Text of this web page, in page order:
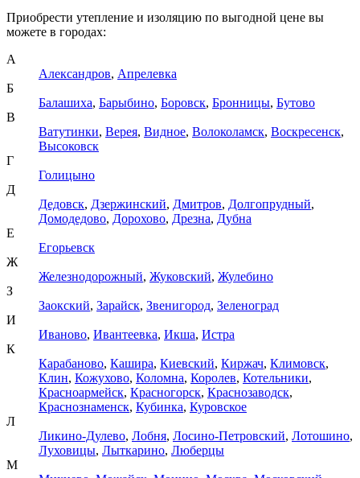
Приобрести утепление и изоляцию по выгодной цене вы
можете в городах:
А
Александров, Апрелевка
Б
Балашиха, Барыбино, Боровск, Бронницы, Бутово
В
Ватутинки, Верея, Видное, Волоколамск, Воскресенск,
Высоковск
Г
Голицыно
Д
Дедовск, Дзержинский, Дмитров, Долгопрудный,
Домодедово, Дорохово, Дрезна, Дубна
Е
Егорьевск
Ж
Железнодорожный, Жуковский, Жулебино
З
Заокский, Зарайск, Звенигород, Зеленоград
И
Иваново, Ивантеевка, Икша, Истра
К
Карабаново, Кашира, Киевский, Киржач, Климовск,
Клин, Кожухово, Коломна, Королев, Котельники,
Красноармейск, Красногорск, Краснозаводск,
Краснознаменск, Кубинка, Куровское
Л
Ликино-Дулево, Лобня, Лосино-Петровский, Лотошино,
Луховицы, Лыткарино, Люберцы
М